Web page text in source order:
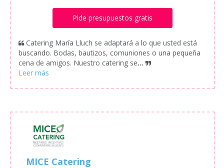
Pide presupuestos gratis
Catering María Lluch se adaptará a lo que usted está
buscando. Bodas, bautizos, comuniones o una pequeña
cena de amigos. Nuestro catering se...
MICE Catering